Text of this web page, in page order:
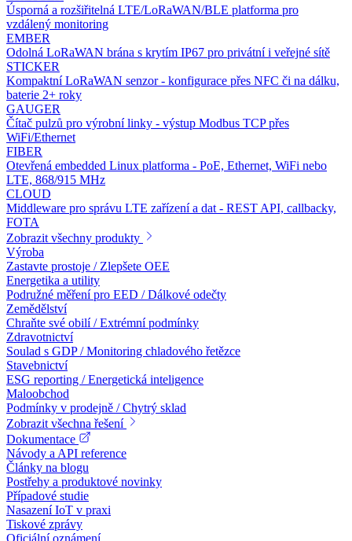
Úsporná a rozšiřitelná LTE/LoRaWAN/BLE platforma pro
vzdálený monitoring
EMBER
Odolná LoRaWAN brána s krytím IP67 pro privátní i veřejné sítě
STICKER
Kompaktní LoRaWAN senzor - konfigurace přes NFC či na dálku,
baterie 2+ roky
GAUGER
Čítač pulzů pro výrobní linky - výstup Modbus TCP přes
WiFi/Ethernet
FIBER
Otevřená embedded Linux platforma - PoE, Ethernet, WiFi nebo
LTE, 868/915 MHz
CLOUD
Middleware pro správu LTE zařízení a dat - REST API, callbacky,
FOTA
Zobrazit všechny produkty
Výroba
Zastavte prostoje / Zlepšete OEE
Energetika a utility
Podružné měření pro EED / Dálkové odečty
Zemědělství
Chraňte své obilí / Extrémní podmínky
Zdravotnictví
Soulad s GDP / Monitoring chladového řetězce
Stavebnictví
ESG reporting / Energetická inteligence
Maloobchod
Podmínky v prodejně / Chytrý sklad
Zobrazit všechna řešení
Dokumentace
Návody a API reference
Články na blogu
Postřehy a produktové novinky
Případové studie
Nasazení IoT v praxi
Tiskové zprávy
Oficiální oznámení